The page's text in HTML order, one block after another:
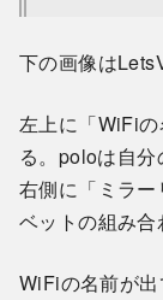
下の画像は
左上に「WiFi
る。poloは自分
右側に「ミラ
ベットの組み合
WiFiの名前が